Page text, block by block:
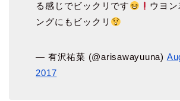
る感じでビックリです
ウヨン
ングにもビックリ
— 有沢祐菜 (@arisawayuuna)
2017